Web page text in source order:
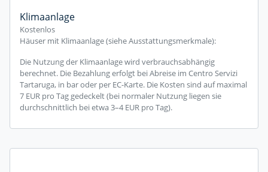
Klimaanlage
Kostenlos
Häuser mit Klimaanlage (siehe Ausstattungsmerkmale):
Die Nutzung der Klimaanlage wird verbrauchsabhängig
berechnet. Die Bezahlung erfolgt bei Abreise im Centro Servizi
Tartaruga, in bar oder per EC-Karte. Die Kosten sind auf maximal
7 EUR pro Tag gedeckelt (bei normaler Nutzung liegen sie
durchschnittlich bei etwa 3–4 EUR pro Tag).